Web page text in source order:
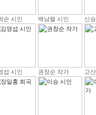
순 시인 백남렬 시인 신
섭 시인 권창순 작가 고